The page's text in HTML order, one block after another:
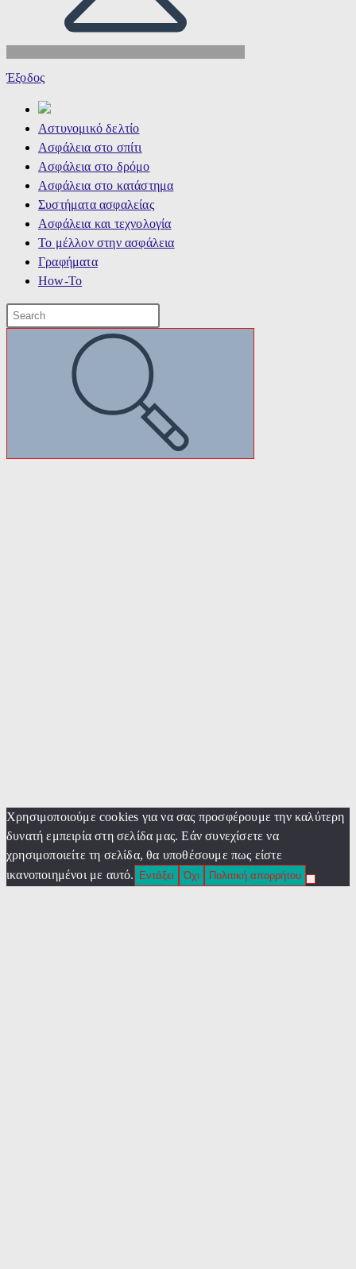
Έξοδος
Αστυνομικό δελτίο
Ασφάλεια στο σπίτι
Ασφάλεια στο δρόμο
Ασφάλεια στο κατάστημα
Συστήματα ασφαλείας
Ασφάλεια και τεχνολογία
Το μέλλον στην ασφάλεια
Γραφήματα
How-To
Χρησιμοποιούμε cookies για να σας προσφέρουμε την καλύτερη
δυνατή εμπειρία στη σελίδα μας. Εάν συνεχίσετε να
χρησιμοποιείτε τη σελίδα, θα υποθέσουμε πως είστε
ικανοποιημένοι με αυτό.
Εντάξει Όχι Πολιτική απορρήτου